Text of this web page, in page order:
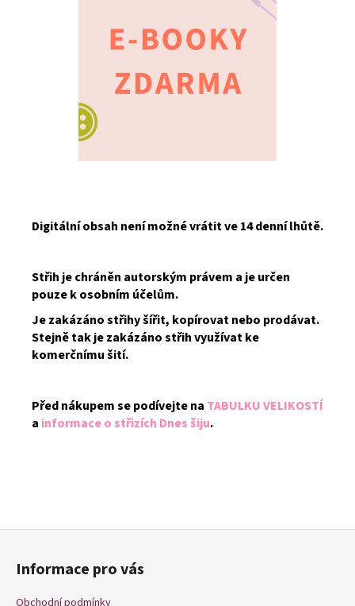
Digitální obsah není možné vrátit ve 14 denní lhůtě.
Střih je chráněn autorským právem a je určen
pouze k osobním účelům.
Je zakázáno střihy šířit, kopírovat nebo prodávat.
Stejně tak je zakázáno střih využívat ke
komerčnímu šití.
Před nákupem se podívejte na TABULKU VELIKOSTÍ
a informace o střizích Dnes šiju.
Z
Informace pro vás